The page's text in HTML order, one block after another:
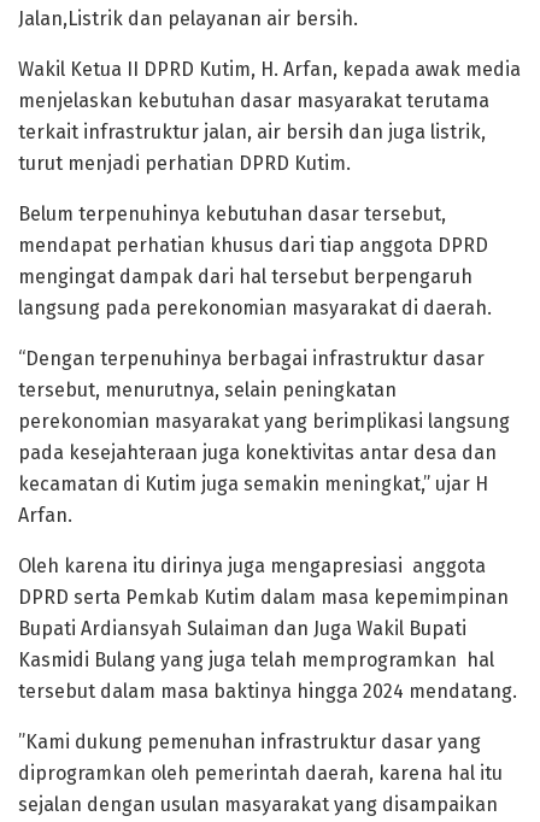
Jalan,Listrik dan pelayanan air bersih.
Wakil Ketua II DPRD Kutim, H. Arfan, kepada awak media
menjelaskan kebutuhan dasar masyarakat terutama
terkait infrastruktur jalan, air bersih dan juga listrik,
turut menjadi perhatian DPRD Kutim.
Belum terpenuhinya kebutuhan dasar tersebut,
mendapat perhatian khusus dari tiap anggota DPRD
mengingat dampak dari hal tersebut berpengaruh
langsung pada perekonomian masyarakat di daerah.
“Dengan terpenuhinya berbagai infrastruktur dasar
tersebut, menurutnya, selain peningkatan
perekonomian masyarakat yang berimplikasi langsung
pada kesejahteraan juga konektivitas antar desa dan
kecamatan di Kutim juga semakin meningkat,” ujar H
Arfan.
Oleh karena itu dirinya juga mengapresiasi anggota
DPRD serta Pemkab Kutim dalam masa kepemimpinan
Bupati Ardiansyah Sulaiman dan Juga Wakil Bupati
Kasmidi Bulang yang juga telah memprogramkan hal
tersebut dalam masa baktinya hingga 2024 mendatang.
”Kami dukung pemenuhan infrastruktur dasar yang
diprogramkan oleh pemerintah daerah, karena hal itu
sejalan dengan usulan masyarakat yang disampaikan